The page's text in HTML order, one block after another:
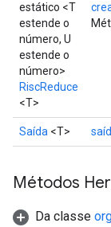
estático <T
estende o
número, U
estende o
número>
RiscReduce
<T>
Saída <T>
Métodos
Da classe